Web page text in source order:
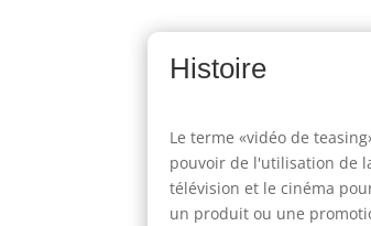
Histoire
Le terme «vidéo de
pouvoir de l'utilisation de
télévision et le cinéma
un produit ou une